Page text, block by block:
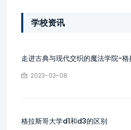
学校资讯
走进古典与现代交织的魔法学院-
2023-03-08
格拉斯哥大学d1和d3的区别